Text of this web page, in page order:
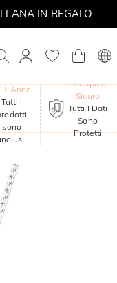
IN REGALO
1 Anno
Tutti i
sono
inclusi
Shopping
Sicuro
Tutti I Dati
Sono
Protetti